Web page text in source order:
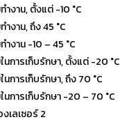
งาน, ตั้งแต่ -10 °C
งาน, ถึง 45 °C
งาน -10 – 45 °C
การเก็บรักษา, ตั้งแต่ -20 °C
การเก็บรักษา, ถึง 70 °C
การเก็บรักษา -20 – 70 °C
เลเซอร์ 2